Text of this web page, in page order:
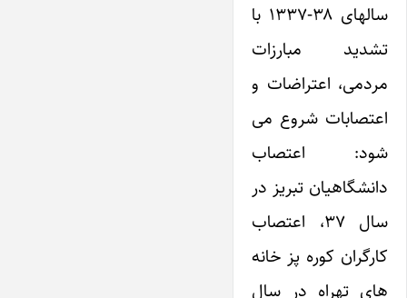
سالهای ۳۸-۱۳۳۷ با
تشدید مبارزات
مردمی، اعتراضات و
اعتصابات شروع می
شود: اعتصاب
دانشگاهیان تبریز در
سال ۳۷، اعتصاب
کارگران کوره پز خانه
های تهراه در سال